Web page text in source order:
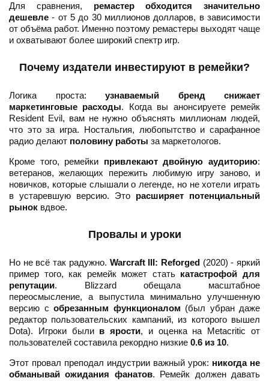
Для сравнения, ремастер обходится значительно
дешевле - от 5 до 30 миллионов долларов, в зависимости
от объёма работ. Именно поэтому ремастеры выходят чаще
и охватывают более широкий спектр игр.
Почему издатели инвестируют в ремейки?
Логика проста: узнаваемый бренд снижает
маркетинговые расходы. Когда вы анонсируете ремейк
Resident Evil, вам не нужно объяснять миллионам людей,
что это за игра. Ностальгия, любопытство и сарафанное
радио делают половину работы за маркетологов.
Кроме того, ремейки привлекают двойную аудиторию:
ветеранов, желающих пережить любимую игру заново, и
новичков, которые слышали о легенде, но не хотели играть
в устаревшую версию. Это расширяет потенциальный
рынок вдвое.
Провалы и уроки
Но не всё так радужно. Warcraft III: Reforged(2020) - яркий
пример того, как ремейк может стать катастрофой для
репутации. Blizzard обещала масштабное
переосмысление, а выпустила минимально улучшенную
версию с обрезанным функционалом (был убран даже
редактор пользовательских кампаний, из которого вышел
Dota). Игроки были в ярости, и оценка на Metacritic от
пользователей составила рекордно низкие 0.6 из 10.
Этот провал преподал индустрии важный урок: никогда не
обманывай ожидания фанатов. Ремейк должен давать